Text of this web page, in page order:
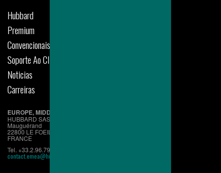
Hubbard
Premium
Convencionais
Soporte Ao Cliente
Noticias
Carreiras
EUROPE, MIDDLE EAST, AFRICA
HUBBARD SAS
Mauguérand
22800 LE FOEIL - QUINTIN
FRANCE
Tel. +33.2.96.79.63.70
contact.emea@hubbardbreeders.com